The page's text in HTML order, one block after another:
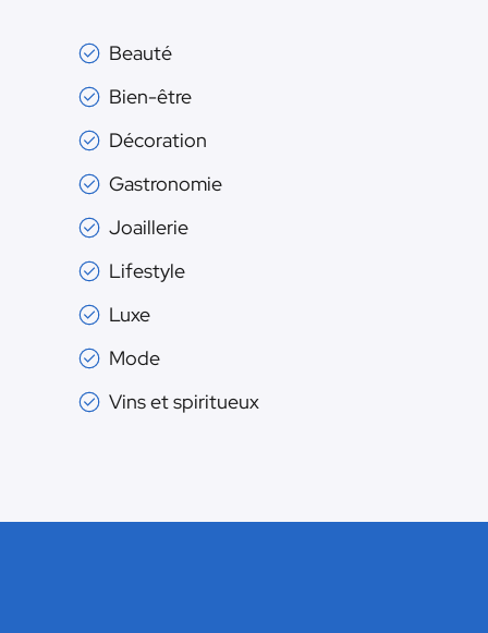
Beauté
Bien-être
Décoration
Gastronomie
Joaillerie
Lifestyle
Luxe
Mode
Vins et spiritueux